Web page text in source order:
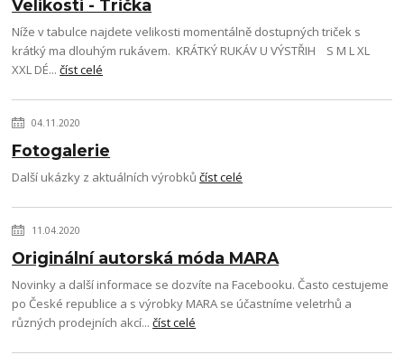
Velikosti - Trička
Níže v tabulce najdete velikosti momentálně dostupných triček s
krátký ma dlouhým rukávem. KRÁTKÝ RUKÁV U VÝSTŘIH S M L XL
XXL DÉ...číst celé
04.11.2020
Fotogalerie
Další ukázky z aktuálních výrobkůčíst celé
11.04.2020
Originální autorská móda MARA
Novinky a další informace se dozvíte na Facebooku. Často cestujeme
po České republice a s výrobky MARA se účastníme veletrhů a
různých prodejních akcí...číst celé